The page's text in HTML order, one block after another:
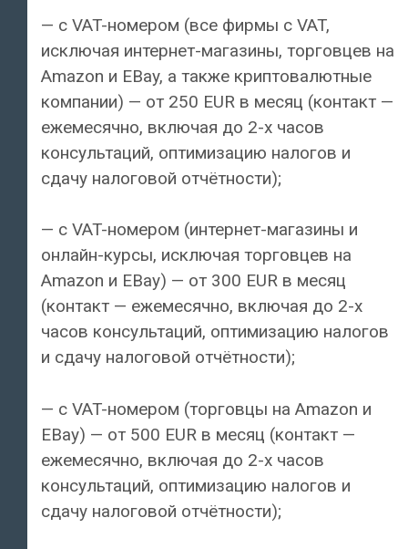
— с VAT-номером (все фирмы с VAT,
исключая интернет-магазины, торговцев на
Amazon и EBay, а также криптовалютные
компании) — от 250 EUR в месяц (контакт —
ежемесячно, включая до 2-х часов
консультаций, оптимизацию налогов и
сдачу налоговой отчётности);
— с VAT-номером (интернет-магазины и
онлайн-курсы, исключая торговцев на
Amazon и EBay) — от 300 EUR в месяц
(контакт — ежемесячно, включая до 2-х
часов консультаций, оптимизацию налогов
и сдачу налоговой отчётности);
— с VAT-номером (торговцы на Amazon и
EBay) — от 500 EUR в месяц (контакт —
ежемесячно, включая до 2-х часов
консультаций, оптимизацию налогов и
сдачу налоговой отчётности);